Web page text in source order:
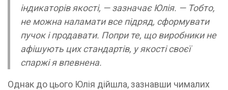
індикаторів якості, — зазначає Юлія. — Тобто,
не можна наламати все підряд, сформувати
пучок і продавати. Попри те, що виробники не
афішують цих стандартів, у якості своєї
спаржі я впевнена.
Однак до цього Юлія дійшла, зазнавши чималих